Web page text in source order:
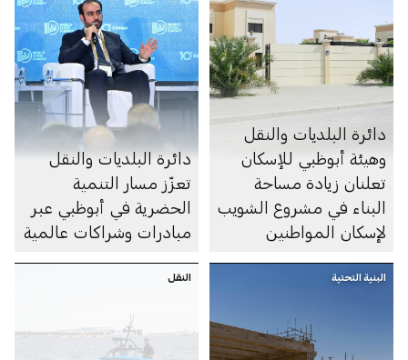
دائرة البلديات والنقل
وهيئة أبوظبي للإسكان
تعلنان زيادة مساحة
البناء في مشروع الشويب
لإسكان المواطنين
دائرة البلديات والنقل
تعزّز مسار التنمية
الحضرية في أبوظبي عبر
مبادرات وشراكات عالمية
البنية التحتية النقل